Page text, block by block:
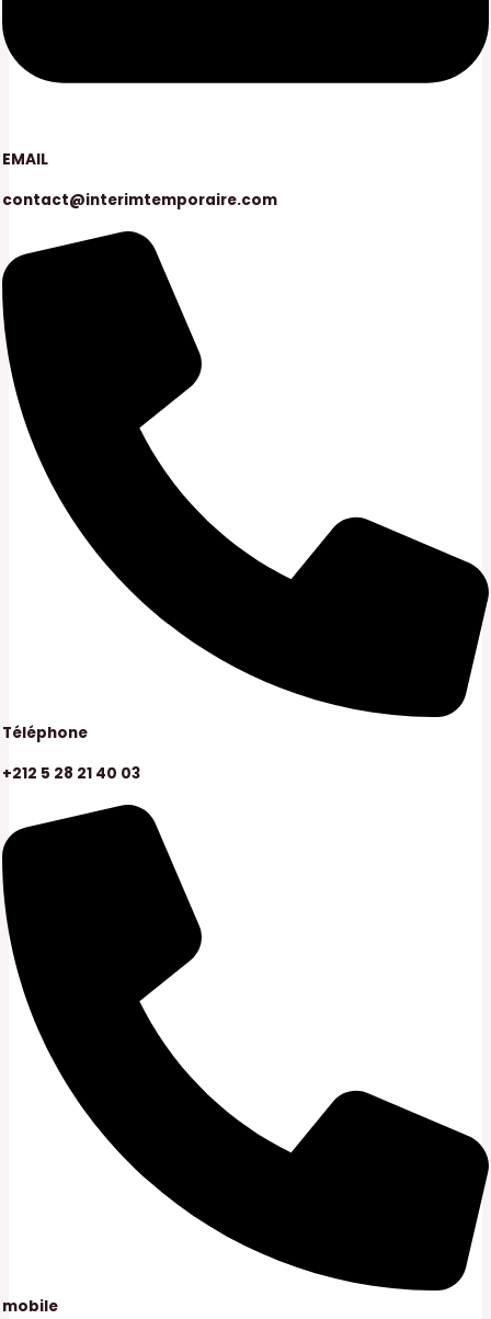
EMAIL
contact@interimtemporaire.com
Téléphone
+212 5 28 21 40 03
mobile